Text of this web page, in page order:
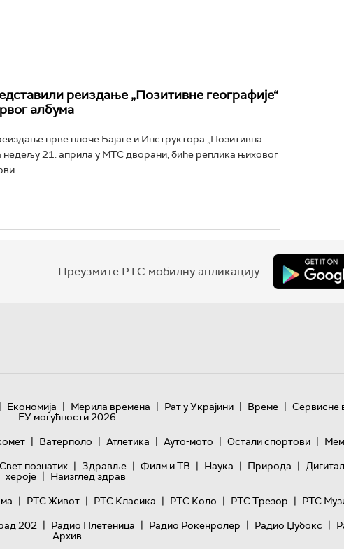
реиздање „Позитивне географије“
албума
прве плоче Бајаге и Инструктора „Позитивна
недељу 21. априла у МТС дворани, биће реплика њиховог
Преузмите РТС мобилну апликацију
| Економија | Мерила времена | Рат у Украјини | Време | Сервисне
ЕУ могућности 2026
| Ватерполо | Атлетика | Ауто-мото | Остали спортови |
Свет познатих | Здравље | Филм и ТВ | Наука | Природа |
хероје | Наизглед здрав
| РТС Живот | РТС Класика | РТС Коло | РТС Трезор | РТС
202 | Радио Плетеница | Радио Рокенролер | Радио Џубокс |
Архив